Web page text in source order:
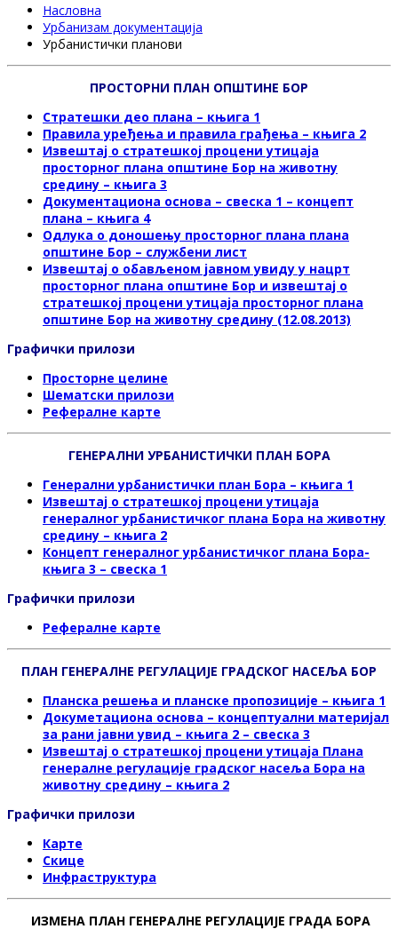
Насловна
Урбанизам документација
Урбанистички планови
ПРОСТОРНИ ПЛАН ОПШТИНЕ БОР
Стратешки део плана – књига 1
Правила уређења и правила грађења – књига 2
Извештај о стратешкој процени утицаја
просторног плана општине Бор на животну
средину – књига 3
Документациона основа – свеска 1 – концепт
плана – књига 4
Одлука о доношењу просторног плана плана
општине Бор – службени лист
Извештај о обављеном јавном увиду у нацрт
просторног плана општине Бор и извештај о
стратешкој процени утицаја просторног плана
општине Бор на животну средину (12.08.2013)
Графички прилози
Просторне целине
Шематски прилози
Рефералне карте
ГЕНЕРАЛНИ УРБАНИСТИЧКИ ПЛАН БОРА
Генерални урбанистички план Бора – књига 1
Извештај о стратешкој процени утицаја
генералног урбанистичког плана Бора на животну
средину – књига 2
Концепт генералног урбанистичког плана Бора-
књига 3 – свеска 1
Графички прилози
Рефералне карте
ПЛАН ГЕНЕРАЛНЕ РЕГУЛАЦИЈЕ ГРАДСКОГ НАСЕЉА БОР
Планска решења и планске пропозиције – књига 1
Докуметациона основа – концептуални материјал
за рани јавни увид – књига 2 – свеска 3
Извештај о стратешкој процени утицаја Плана
генералне регулације градског насеља Бора на
животну средину – књига 2
Графички прилози
Карте
Скице
Инфраструктура
ИЗМЕНА ПЛАН ГЕНЕРАЛНЕ РЕГУЛАЦИЈЕ ГРАДА БОРА